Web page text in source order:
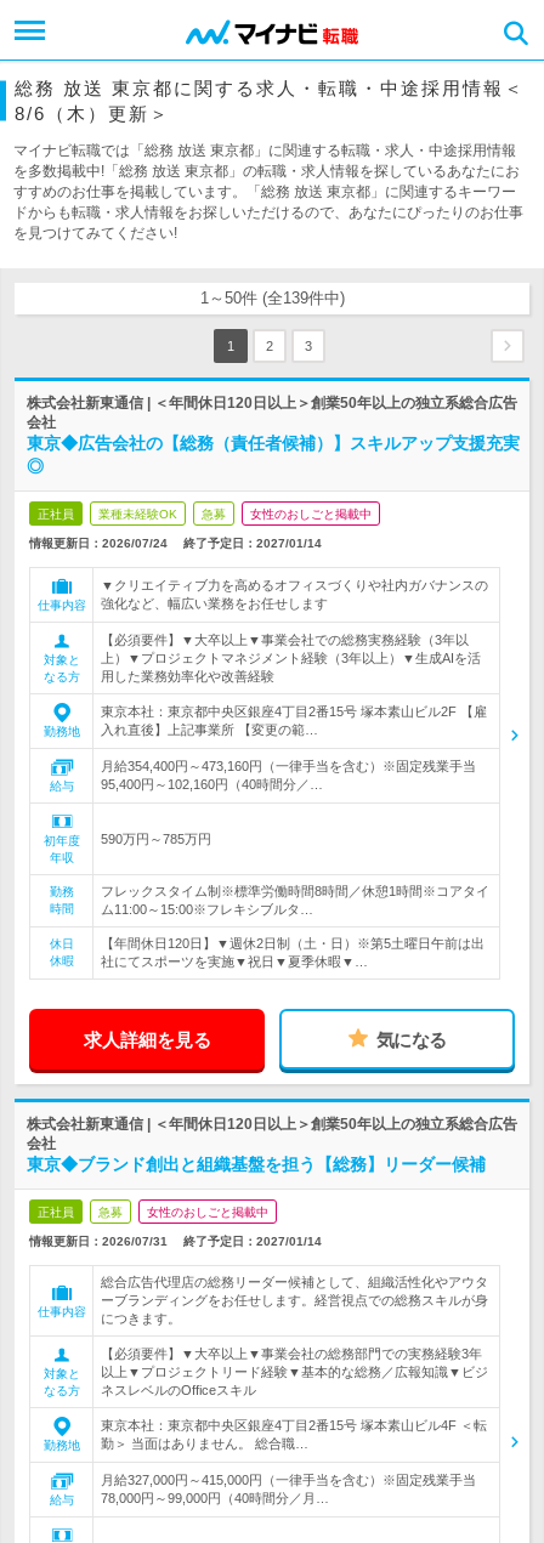
総務 放送 東京都に関する求人・転職・中途採用情報＜
8/6（木）更新＞
マイナビ転職では「総務 放送 東京都」に関連する転職・求人・中途採用情報
を多数掲載中!「総務 放送 東京都」の転職・求人情報を探しているあなたにお
すすめのお仕事を掲載しています。「総務 放送 東京都」に関連するキーワー
ドからも転職・求人情報をお探しいただけるので、あなたにぴったりのお仕事
を見つけてみてください!
1～50件 (全139件中)
1 2 3
株式会社新東通信 | ＜年間休日120日以上＞創業50年以上の独立系総合広告
会社
東京◆広告会社の【総務（責任者候補）】スキルアップ支援充実
◎
正社員 業種未経験OK 急募 女性のおしごと掲載中
情報更新日：2026/07/24 終了予定日： 2027/01/14
仕事内容
▼クリエイティブ力を高めるオフィスづくりや社内ガバナンスの
強化など、幅広い業務をお任せします
対象と
なる方
【必須要件】▼大卒以上▼事業会社での総務実務経験（3年以
上）▼プロジェクトマネジメント経験（3年以上）▼生成AIを活
用した業務効率化や改善経験
勤務地
東京本社：東京都中央区銀座4丁目2番15号 塚本素山ビル2F 【雇
入れ直後】上記事業所 【変更の範…
給与
月給354,400円～473,160円（一律手当を含む）※固定残業手当
95,400円～102,160円（40時間分／…
初年度
年収
590万円～785万円
勤務
時間
フレックスタイム制※標準労働時間8時間／休憩1時間※コアタイ
ム11:00～15:00※フレキシブルタ…
休日
休暇
【年間休日120日】▼週休2日制（土・日）※第5土曜日午前は出
社にてスポーツを実施▼祝日▼夏季休暇▼…
求人詳細を見る 気になる
株式会社新東通信 | ＜年間休日120日以上＞創業50年以上の独立系総合広告
会社
東京◆ブランド創出と組織基盤を担う【総務】リーダー候補
正社員 急募 女性のおしごと掲載中
情報更新日：2026/07/31 終了予定日： 2027/01/14
仕事内容
総合広告代理店の総務リーダー候補として、組織活性化やアウタ
ーブランディングをお任せします。経営視点での総務スキルが身
につきます。
対象と
なる方
【必須要件】▼大卒以上▼事業会社の総務部門での実務経験3年
以上▼プロジェクトリード経験▼基本的な総務／広報知識▼ビジ
ネスレベルのOfficeスキル
勤務地
東京本社：東京都中央区銀座4丁目2番15号 塚本素山ビル4F ＜転
勤＞ 当面はありません。 総合職…
給与
月給327,000円～415,000円（一律手当を含む）※固定残業手当
78,000円～99,000円（40時間分／月…